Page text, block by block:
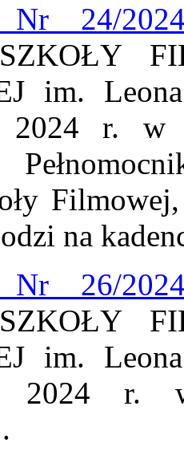
Nr 24/
im.
2024 r. w
na
Nr 26/
im.
2024 r.